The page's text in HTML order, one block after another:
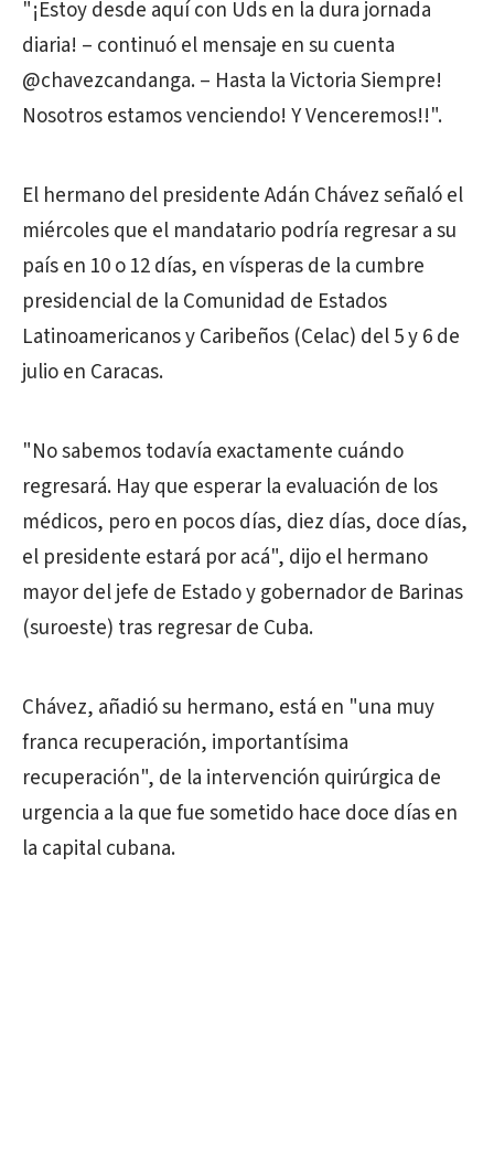
"¡Estoy desde aquí con Uds en la dura jornada
diaria! – continuó el mensaje en su cuenta
@chavezcandanga. – Hasta la Victoria Siempre!
Nosotros estamos venciendo! Y Venceremos!!".
El hermano del presidente Adán Chávez señaló el
miércoles que el mandatario podría regresar a su
país en 10 o 12 días, en vísperas de la cumbre
presidencial de la Comunidad de Estados
Latinoamericanos y Caribeños (Celac) del 5 y 6 de
julio en Caracas.
"No sabemos todavía exactamente cuándo
regresará. Hay que esperar la evaluación de los
médicos, pero en pocos días, diez días, doce días,
el presidente estará por acá", dijo el hermano
mayor del jefe de Estado y gobernador de Barinas
(suroeste) tras regresar de Cuba.
Chávez, añadió su hermano, está en "una muy
franca recuperación, importantísima
recuperación", de la intervención quirúrgica de
urgencia a la que fue sometido hace doce días en
la capital cubana.